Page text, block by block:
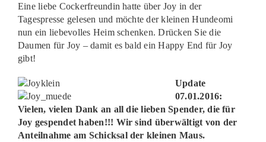
Eine liebe Cockerfreundin hatte über Joy in der
Tagespresse gelesen und möchte der kleinen Hundeomi
nun ein liebevolles Heim schenken. Drücken Sie die
Daumen für Joy – damit es bald ein Happy End für Joy
gibt!
Update
07.01.2016:
Vielen, vielen Dank an all die lieben Spender, die für
Joy gespendet haben!!! Wir sind überwältigt von der
Anteilnahme am Schicksal der kleinen Maus.